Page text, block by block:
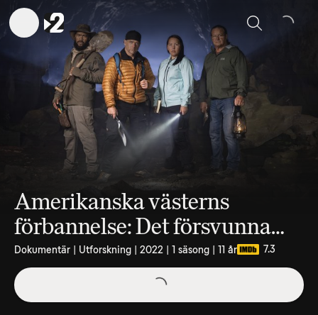
Sök
Amerikanska västerns
förbannelse: Det försvunna
spanska guldet
Dokumentär | Utforskning | 2022 | 1 säsong | 11 år 7.3